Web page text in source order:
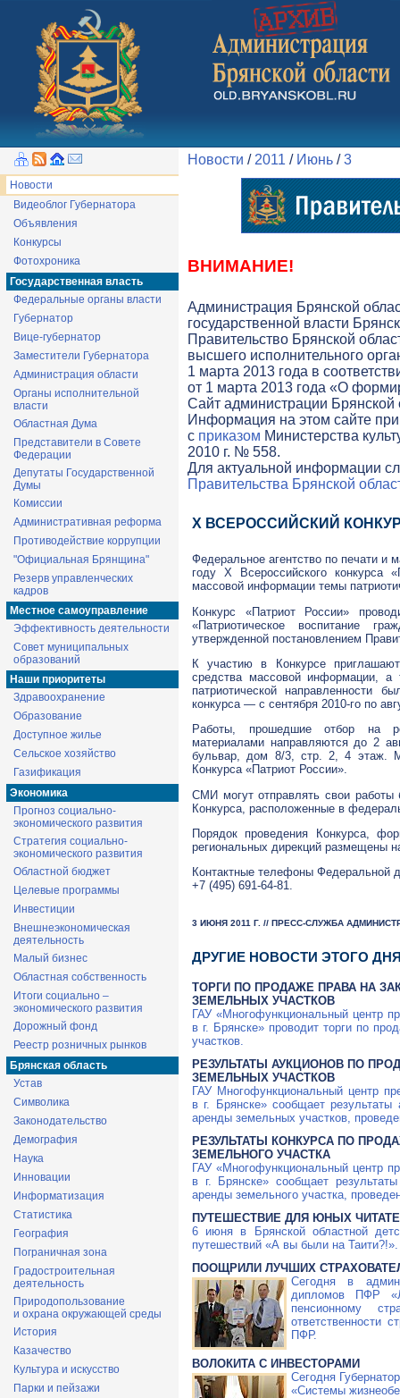
Новости
Видеоблог Губернатора
Объявления
Конкурсы
Фотохроника
Государственная власть
Федеральные органы власти
Губернатор
Вице-губернатор
Заместители Губернатора
Администрация области
Органы исполнительной
власти
Областная Дума
Представители в Совете
Федерации
Депутаты Государственной
Думы
Комиссии
Административная реформа
Противодействие коррупции
"Официальная Брянщина"
Резерв управленческих
кадров
Местное самоуправление
Эффективность деятельности
Совет муниципальных
образований
Наши приоритеты
Здравоохранение
Образование
Доступное жилье
Сельское хозяйство
Газификация
Экономика
Прогноз социально-
экономического развития
Стратегия социально-
экономического развития
Областной бюджет
Целевые программы
Инвестиции
Внешнеэкономическая
деятельность
Малый бизнес
Областная собственность
Итоги социально –
экономического развития
Дорожный фонд
Реестр розничных рынков
Брянская область
Устав
Символика
Законодательство
Демография
Наука
Инновации
Информатизация
Статистика
География
Пограничная зона
Градостроительная
деятельность
Природопользование
и охрана окружающей среды
История
Казачество
Культура и искусство
Парки и пейзажи
Новости / 2011 / Июнь /3
ВНИМАНИЕ!
Администрация Брянской
государственной власти
Правительство Брянской
высшего исполнительного
1 марта 2013 года в
от 1 марта 2013 года «О
Cайт администрации Брянской
Информация на этом сайте
с приказом Министерства
2010 г. № 558.
Для актуальной информации
Правительства Брянской
Х ВСЕРОССИЙСКИЙ
Федеральное агентство по печати и
году Х Всероссийского конкурса
массовой информации темы
Конкурс «Патриот России»
«Патриотическое воспитание
утвержденной постановлением
К участию в Конкурсе
средства массовой информации, а
патриотической
конкурса — с сентября 2010-го по
Работы, прошедшие отбор на
материалами направляются до 2
бульвар, дом 8/3, стр. 2, 4 этаж.
Конкурса «Патриот России».
СМИ могут отправлять свои работы
Конкурса, расположенные в
Порядок проведения Конкурса,
региональных дирекций размещены
Контактные телефоны Федеральной
+7 (495) 691-64-81.
3 ИЮНЯ 2011 Г. // ПРЕСС-СЛУЖБА
ДРУГИЕ НОВОСТИ ЭТОГО
ТОРГИ ПО ПРОДАЖЕ ПРАВА НА
ЗЕМЕЛЬНЫХ УЧАСТКОВ
ГАУ «Многофункциональный центр
в г. Брянске» проводит торги по
участков.
РЕЗУЛЬТАТЫ АУКЦИОНОВ ПО
ЗЕМЕЛЬНЫХ УЧАСТКОВ
ГАУ Многофункциональный центр
в г. Брянске» сообщает
аренды земельных участков,
РЕЗУЛЬТАТЫ КОНКУРСА ПО
ЗЕМЕЛЬНОГО УЧАСТКА
ГАУ «Многофункциональный центр
в г. Брянске» сообщает
аренды земельного участка,
ПУТЕШЕСТВИЕ ДЛЯ ЮНЫХ
6 июня в Брянской областной
путешествий «А вы были на Таити?!».
ПООЩРИЛИ ЛУЧШИХ
Сегодня в
дипломов ПФР
пенсионному
ответственности
ПФР.
ВОЛОКИТА С ИНВЕСТОРАМИ
Сегодня
«Системы